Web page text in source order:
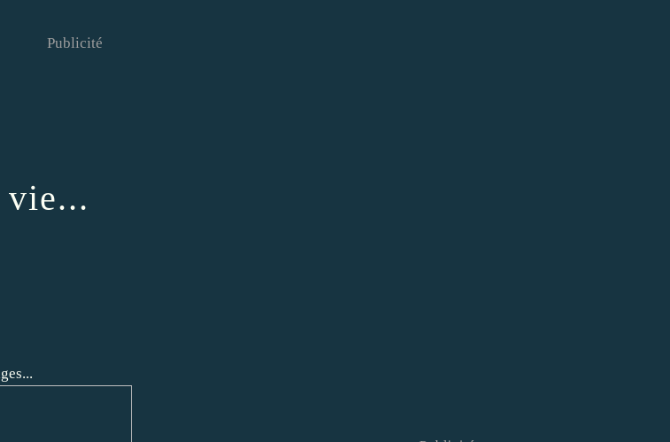
Publicité
vie...